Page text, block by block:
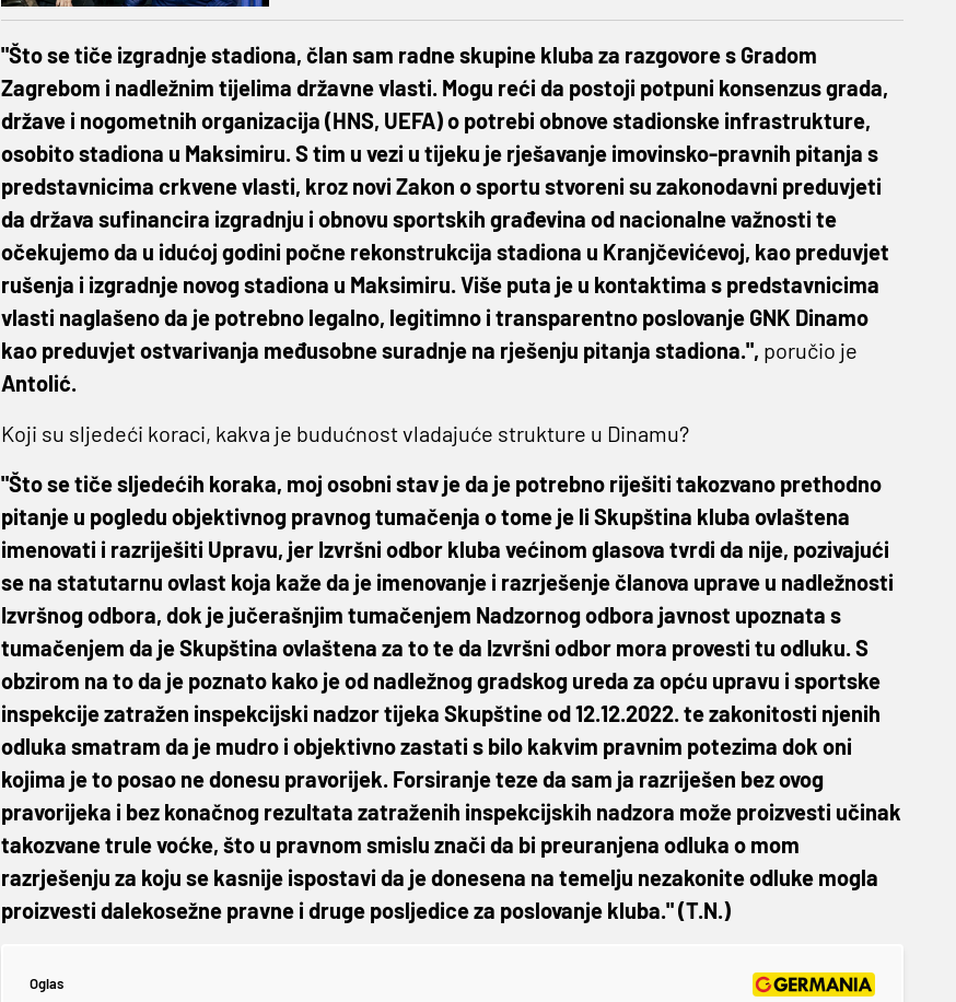
"Što se tiče izgradnje stadiona, član sam radne skupine kluba za razgovore s Gradom
Zagrebom i nadležnim tijelima državne vlasti. Mogu reći da postoji potpuni konsenzus grada,
države i nogometnih organizacija (HNS, UEFA) o potrebi obnove stadionske infrastrukture,
osobito stadiona u Maksimiru. S tim u vezi u tijeku je rješavanje imovinsko-pravnih pitanja s
predstavnicima crkvene vlasti, kroz novi Zakon o sportu stvoreni su zakonodavni preduvjeti
da država sufinancira izgradnju i obnovu sportskih građevina od nacionalne važnosti te
očekujemo da u idućoj godini počne rekonstrukcija stadiona u Kranjčevićevoj, kao preduvjet
rušenja i izgradnje novog stadiona u Maksimiru. Više puta je u kontaktima s predstavnicima
vlasti naglašeno da je potrebno legalno, legitimno i transparentno poslovanje GNK Dinamo
kao preduvjet ostvarivanja međusobne suradnje na rješenju pitanja stadiona.", poručio je
Antolić.
Koji su sljedeći koraci, kakva je budućnost vladajuće strukture u Dinamu?
"Što se tiče sljedećih koraka, moj osobni stav je da je potrebno riješiti takozvano prethodno
pitanje u pogledu objektivnog pravnog tumačenja o tome je li Skupština kluba ovlaštena
imenovati i razriješiti Upravu, jer Izvršni odbor kluba većinom glasova tvrdi da nije, pozivajući
se na statutarnu ovlast koja kaže da je imenovanje i razrješenje članova uprave u nadležnosti
Izvršnog odbora, dok je jučerašnjim tumačenjem Nadzornog odbora javnost upoznata s
tumačenjem da je Skupština ovlaštena za to te da Izvršni odbor mora provesti tu odluku. S
obzirom na to da je poznato kako je od nadležnog gradskog ureda za opću upravu i sportske
inspekcije zatražen inspekcijski nadzor tijeka Skupštine od 12.12.2022. te zakonitosti njenih
odluka smatram da je mudro i objektivno zastati s bilo kakvim pravnim potezima dok oni
kojima je to posao ne donesu pravorijek. Forsiranje teze da sam ja razriješen bez ovog
pravorijeka i bez konačnog rezultata zatraženih inspekcijskih nadzora može proizvesti učinak
takozvane trule voćke, što u pravnom smislu znači da bi preuranjena odluka o mom
razrješenju za koju se kasnije ispostavi da je donesena na temelju nezakonite odluke mogla
proizvesti dalekosežne pravne i druge posljedice za poslovanje kluba." (T.N.)
Oglas